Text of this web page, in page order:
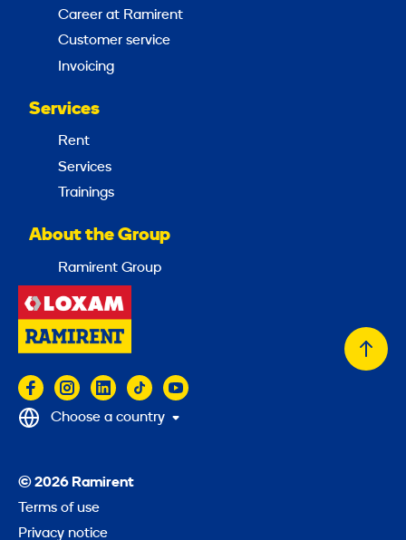
Career at Ramirent
Customer service
Invoicing
Services
Rent
Services
Trainings
About the Group
Ramirent Group
Back
© 2026 Ramirent
Terms of use
Privacy notice
Choose a country